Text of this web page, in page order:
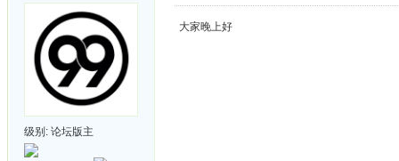
级别: 论坛版主
大家晚上好